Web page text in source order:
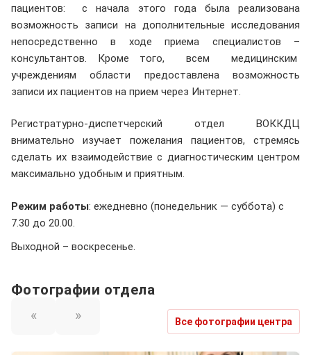
пациентов: с начала этого года была реализована
возможность записи на дополнительные исследования
непосредственно в ходе приема специалистов –
консультантов. Кроме того, всем медицинским
учреждениям области предоставлена возможность
записи их пациентов на прием через Интернет.
Регистратурно-диспетчерский отдел ВОККДЦ
внимательно изучает пожелания пациентов, стремясь
сделать их взаимодействие с диагностическим центром
максимально удобным и приятным.
Режим работы: ежедневно (понедельник — суббота) с
7.30 до 20.00.
Выходной – воскресенье.
Фотографии отдела
«
» Все фотографии центра